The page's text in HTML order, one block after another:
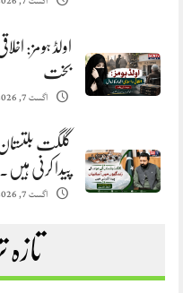
اولڈ ہومز:
بخت
اگست 7, 2026
گلگت
پیدا کرنی
اگست 7, 2026
تازہ